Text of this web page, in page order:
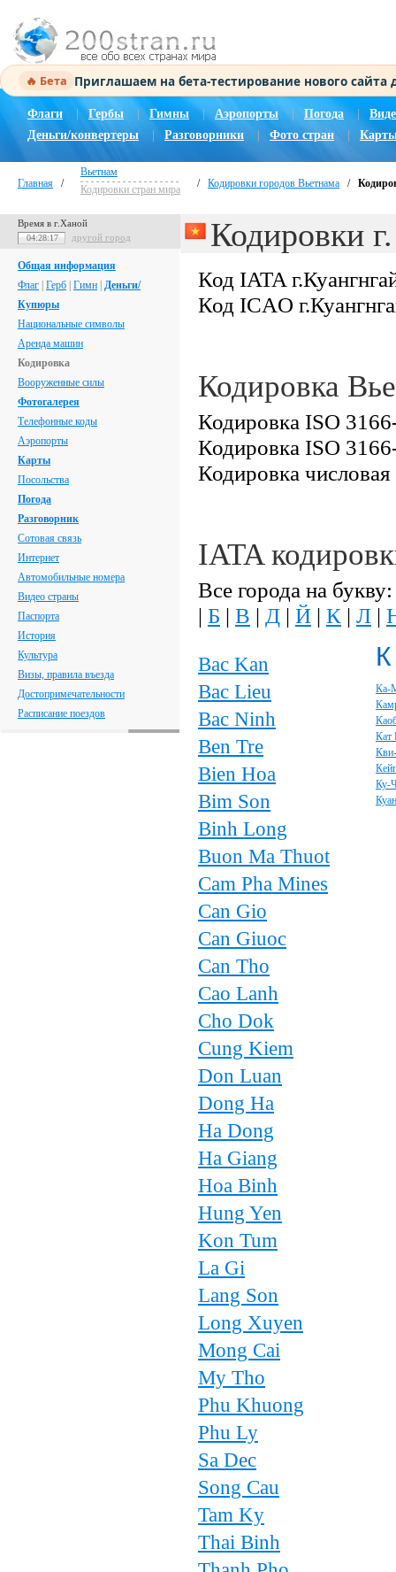
🔥 Бета Приглашаем на бета-тестирование нового
Флаги Гербы Гимны | Аэропорты Погода |
Деньги/конвертеры
Разговорники Фото стран
Главная /
Вьетнам
Кодировки стран мира
/ Кодировки городов Вьетнама /
Время в г.Ханой
04:28:18 другой город
Общая информация
Флаг Герб Гимн Деньги/
Купюры
Национальные символы
Аренда машин
Кодировка
Вооруженные силы
Фотогалерея
Телефонные коды
Аэропорты
Карты
Посольства
Погода
Разговорник
Сотовая связь
Интернет
Автомобильные номера
Видео страны
Паспорта
История
Культура
Визы, правила въезда
Достопримечательности
Расписание поездов
Кодировки
Код IATA
Код ICAO
Кодировка
Кодировка ISO
Кодировка ISO
Кодировка
IATA
Все города на букву:
| Б | В | Д | Й | К | Л |
Bac Kan
Bac Lieu
Bac Ninh
Ben Tre
Bien Hoa
Bim Son
Binh Long
Buon Ma Thuot
Cam Pha Mines
Can Gio
Can Giuoc
Can Tho
Cao Lanh
Cho Dok
Cung Kiem
Don Luan
Dong Ha
Ha Dong
Ha Giang
Hoa Binh
Hung Yen
Kon Tum
La Gi
Lang Son
Long Xuyen
Mong Cai
My Tho
Phu Khuong
Phu Ly
Sa Dec
Song Cau
Tam Ky
Thai Binh
К
Ка-
Кат
Ку-